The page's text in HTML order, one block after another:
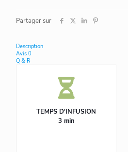
Partager sur
Description
Avis 0
Q & R
TEMPS D'INFUSION
3 min